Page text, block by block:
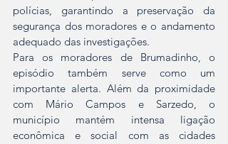
polícias, garantindo a preservação da
segurança dos moradores e o andamento
adequado das investigações.
Para os moradores de Brumadinho, o
episódio também serve como um
importante alerta. Além da proximidade
com Mário Campos e Sarzedo, o
município mantém intensa ligação
econômica e social com as cidades